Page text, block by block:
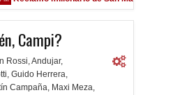
Campi?
Rossi,Andujar,
, Guido Herrera,
Campaña, Maxi Meza,